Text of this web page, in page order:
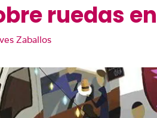
ruedas
Zaballos